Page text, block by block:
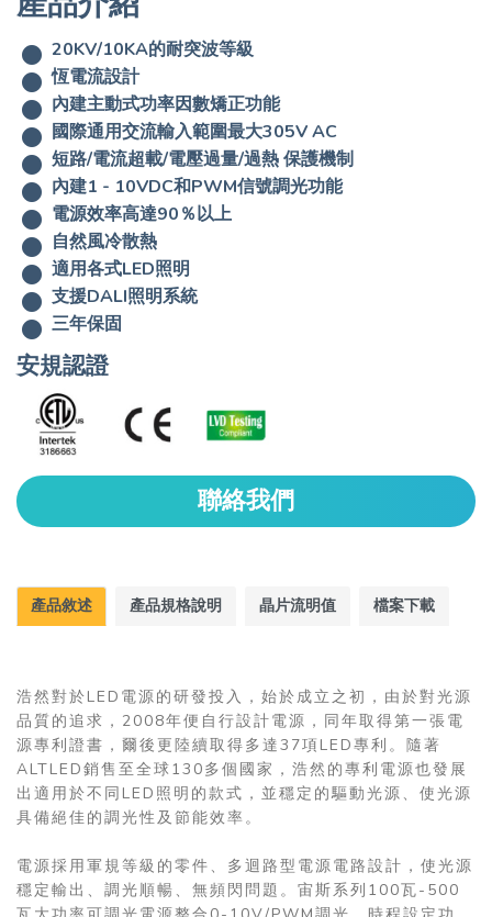
20KV/10KA的耐突波等級
恆電流設計
內建主動式功率因數矯正功能
國際通用交流輸入範圍最大305V AC
短路/電流超載/電壓過量/過熱 保護機制
內建1 - 10VDC和PWM信號調光功能
電源效率高達90％以上
自然風冷散熱
適用各式LED照明
支援DALI照明系統
三年保固
安規認證
聯絡我們
產品敘述 產品規格說明 晶片流明值 檔案下載
浩然對於LED電源的研發投入，始於成立之初，由於對光源
品質的追求，2008年便自行設計電源，同年取得第一張電
源專利證書，爾後更陸續取得多達37項LED專利。隨著
ALTLED銷售至全球130多個國家，浩然的專利電源也發展
出適用於不同LED照明的款式，並穩定的驅動光源、使光源
具備絕佳的調光性及節能效率。
電源採用軍規等級的零件、多迴路型電源電路設計，使光源
穩定輸出、調光順暢、無頻閃問題。宙斯系列100瓦-500